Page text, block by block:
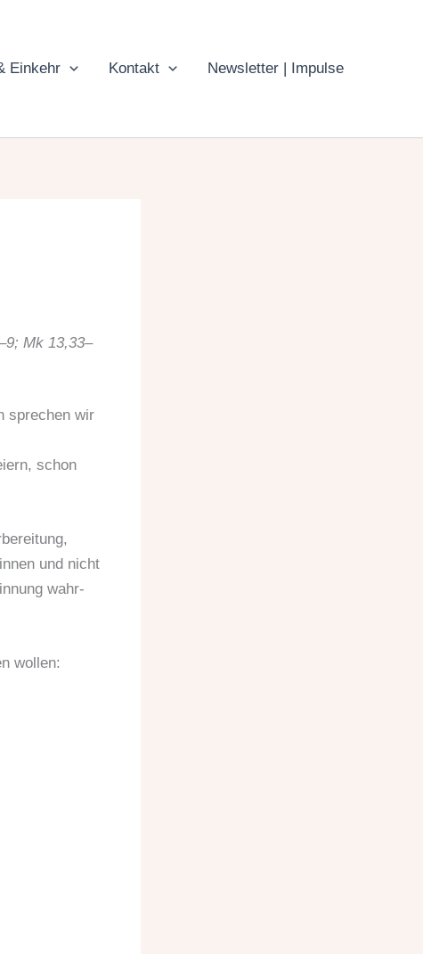
Einkehr Kontakt Newsletter | Impulse
Mk 13,33–
sprechen wir
schon
und nicht
wahr-
wollen: